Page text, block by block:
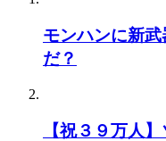
モンハンに新
だ？
【祝３９万人